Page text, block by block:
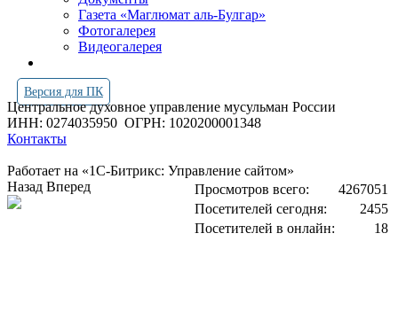
Газета «Маглюмат аль-Булгар»
Фотогалерея
Видеогалерея
Версия для ПК
Центральное духовное управление мусульман России
ИНН: 0274035950 ОГРН: 1020200001348
Контакты
Работает на «1С-Битрикс: Управление сайтом»
Просмотров всего:
4267051
Посетителей сегодня:
2455
Посетителей в онлайн:
18
Назад Вперед